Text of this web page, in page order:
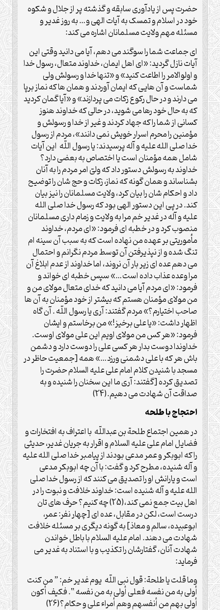
حضرت پس از یادآوری سابقه و گذشته پر از جلال و شکوه
خود در اسلام و تمسک به آیات الهی و… به روز غدیر و
مسئله مهم ولایت مسلمانان اشاره می کند:
ای جماعت شما را سوگند می دهم، آیا می دانید وقتی این
آیات نازل گردید: «ای اهل ایمان، خداوند متعال، رسول خدا
و اولوالامر را اطاعت کنید» و «تنها خدا و رسولش ولی
شماست و آن هایی که ایمان آوردند و همان ها که نماز برپا
می دارند و در حال رکوع زکات می پردازند» و «آیا گمان کردید
که به حال خود رها می شوید، در حالی که خداوند هنوز
کسانی از شما را که جهاد کردند و غیر از خدا و رسولش و
مؤمنین را محرم اسرار خویش نمی دانند»، مردم از رسول
خدا صلی الله علیه و آله پرسیدند: یا رسول اللّه این آیات
شامل همه مؤمنان است یا اختصاص به بعضی دارد؟
خداوند به رسولش دستور داد که ولیّ امر مردم را به آنان
بشناساند و همان گونه که نماز، زکات و حج شان را توضیح
داد و احکام شان را بیان کرد، ولایت مسلمانان را نیز بیان
کند. در پی این دستور الهی بود که رسول خدا صلی الله
علیه و آله در غدیر خم مرا به ولایت و زمام داری مسلمانان
منصوب کرد و در خطبه ای فرمود: «ای مردم، خداوند
مأموریتی بر عهده من نهاده است که به سبب آن سینه ام
تنگ شده و از نپذیرفتن آن توسط مردم نگرانم و احتمال
می دهم عده ای زیر بار آن نروند، اما خداوند از عدم ابلاغ آن
مرا وعده عذاب داده است…» سپس خطبه ای خواند و
فرمود: «ای مردم آیا می دانید که خدای متعال مولای من و
من مولای مؤمنان هستم که بیشتر از خود مؤمنان به آن ها
صاحب اختیارم؟» مردم گفتند: آری یا رسول اللّه . آن گاه
اظهار داشت: «یا علی برخیز!» من برخاستم و ایشان
فرمود: «هر کس من مولای اویم این علی مولای اوست.
خداوندا دوست بدار هر کسی علی را دوست دارد و دشمن
باش هر که با علی دشمنی ورزد…» همه [جمعیت حاظر در
مسجد با شنیدن کلام امام علی علیه السلام حضرت را
تصدیق کرده [گفتند: آری ما این سخنان را شنیده و به
صداقت آن شهادت می دهیم.(24)
احتجاج با طلحه
در همین اجتماع طلحة بن عبداللّه با اعتراف به افتخارات و
فضایل امام علی علیه السلام و اقرار به جریان غدیر، حدیثی
را که ابوبکر و عمر مدعی بودند از پیامبر خدا صلی الله علیه
و آله شنیده، مطرح کرد و گفت: با آن چه ابوبکر مدعی
است و یارانش او را تصدیق می کنند که از رسول خدا صلی
الله علیه و آله شنیده است: خداوند خلافت و نبوت را در
اهل بیت جمع نمی کند،(25) چه کنیم؟ حرف های تان
درست است، لکن در مقابل، عده ای [چهار نفر: عمر،
ابوعبیده، سالم و معاذ] به گونه دیگری بر مسئله خلافت
شهادت می دهند. امام علیه السلام با باطل خواندن
شهادت آنان، گفتارشان را تکذیب و با استناد به غدیر می
فرماید:
وما قلت یا طلحة: قول نبی اللّه یوم غدیر خم: ” من کنت
أولی به من نفسه فعلی أولی به من نفسه “. فکیف أکون
أولی بهم من أنفسهم وهم أمراء علی و حکام؟(26)